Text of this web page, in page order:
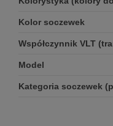
Kolor soczewek
Współczynnik VLT
Model
Kategoria soczewek